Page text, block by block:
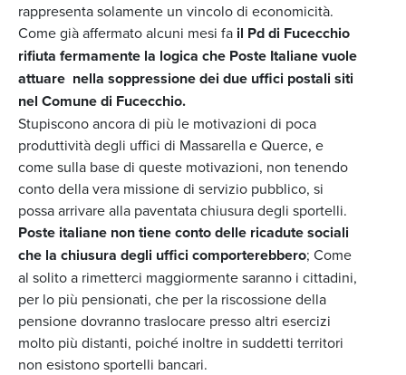
rappresenta solamente un vincolo di economicità.
Come già affermato alcuni mesi fa il Pd di Fucecchio
rifiuta fermamente la logica che Poste Italiane vuole
attuare nella soppressione dei due uffici postali siti
nel Comune di Fucecchio.
Stupiscono ancora di più le motivazioni di poca
produttività degli uffici di Massarella e Querce, e
come sulla base di queste motivazioni, non tenendo
conto della vera missione di servizio pubblico, si
possa arrivare alla paventata chiusura degli sportelli.
Poste italiane non tiene conto delle ricadute sociali
che la chiusura degli uffici comporterebbero; Come
al solito a rimetterci maggiormente saranno i cittadini,
per lo più pensionati, che per la riscossione della
pensione dovranno traslocare presso altri esercizi
molto più distanti, poiché inoltre in suddetti territori
non esistono sportelli bancari.